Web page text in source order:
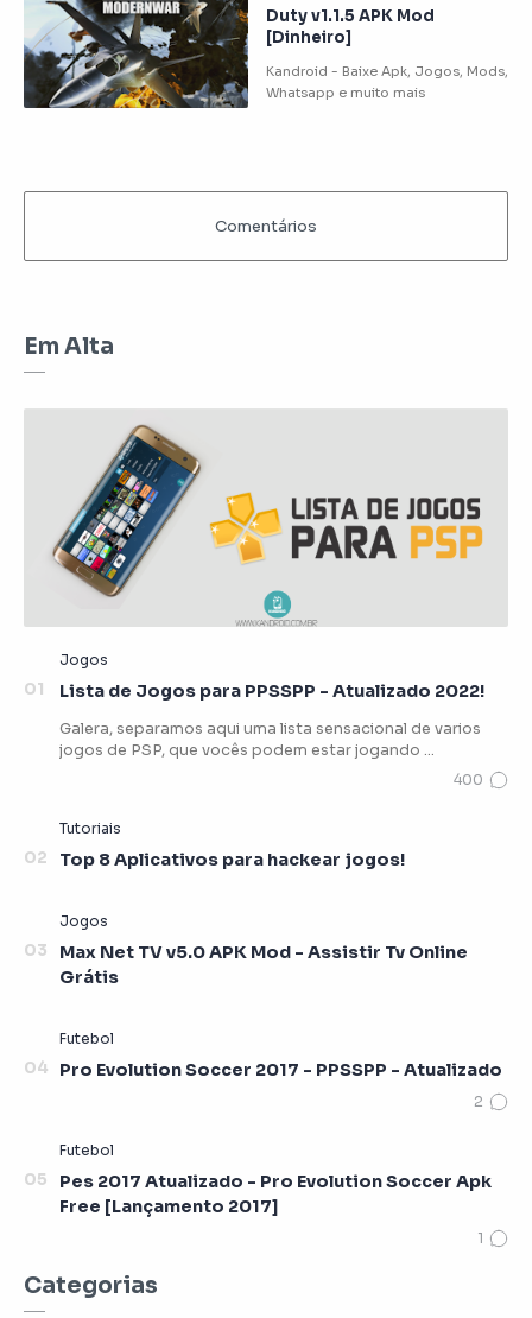
Duty v1.1.5 APK Mod
[Dinheiro]
Em Alta
Lista de Jogos para PPSSPP - Atualizado 2022!
Galera, separamos aqui uma lista sensacional de varios
jogos de PSP, que vocês podem estar jogando …
Top 8 Aplicativos para hackear jogos!
Max Net TV v5.0 APK Mod - Assistir Tv Online
Grátis
Pro Evolution Soccer 2017 - PPSSPP - Atualizado
Pes 2017 Atualizado - Pro Evolution Soccer Apk
Free [Lançamento 2017]
Categorias